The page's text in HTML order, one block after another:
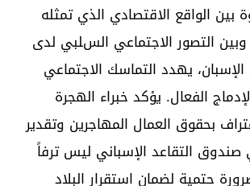
بين الواقع الاقتصادي الذي تمثله
وبين التصور الاجتماعي السلبي لدى
يهدد التماسك الاجتماعي
الفعال. يؤكد خبراء الهجرة
بحقوق العمال المهاجرين وتقدير
التقاعد الإسباني ليس ترفاً
حتمية لضمان استقرار البلاد